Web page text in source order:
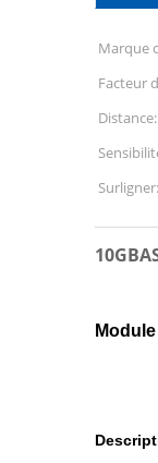
Marque
Facteur
Distance:
Surligner: